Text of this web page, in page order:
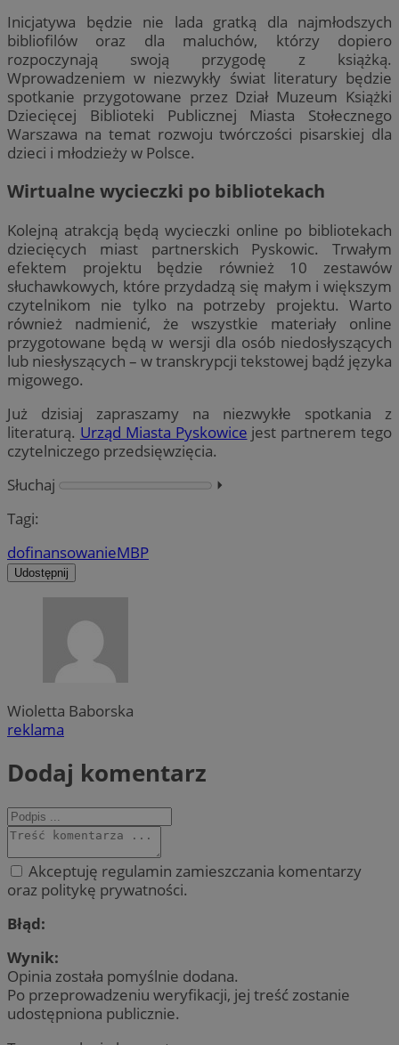
Inicjatywa będzie nie lada gratką dla najmłodszych
bibliofilów oraz dla maluchów, którzy dopiero
rozpoczynają swoją przygodę z książką.
Wprowadzeniem w niezwykły świat literatury będzie
spotkanie przygotowane przez Dział Muzeum Książki
Dziecięcej Biblioteki Publicznej Miasta Stołecznego
Warszawa na temat rozwoju twórczości pisarskiej dla
dzieci i młodzieży w Polsce.
Wirtualne wycieczki po bibliotekach
Kolejną atrakcją będą wycieczki online po bibliotekach
dziecięcych miast partnerskich Pyskowic. Trwałym
efektem projektu będzie również 10 zestawów
słuchawkowych, które przydadzą się małym i większym
czytelnikom nie tylko na potrzeby projektu. Warto
również nadmienić, że wszystkie materiały online
przygotowane będą w wersji dla osób niedosłyszących
lub niesłyszących – w transkrypcji tekstowej bądź języka
migowego.
Już dzisiaj zapraszamy na niezwykłe spotkania z
literaturą. Urząd Miasta Pyskowice jest partnerem tego
czytelniczego przedsięwzięcia.
Słuchaj
⏵︎
Tagi:
dofinansowanieMBP
Udostępnij
Wioletta Baborska
reklama
Dodaj komentarz
Akceptuję regulamin zamieszczania komentarzy
oraz politykę prywatności.
Błąd:
Wynik:
Opinia została pomyślnie dodana.
Po przeprowadzeniu weryfikacji, jej treść zostanie
udostępniona publicznie.